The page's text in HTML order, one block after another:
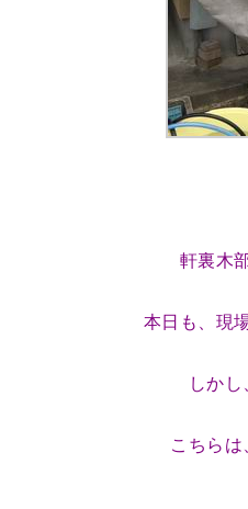
軒裏木
本日も、現
しか
こちら